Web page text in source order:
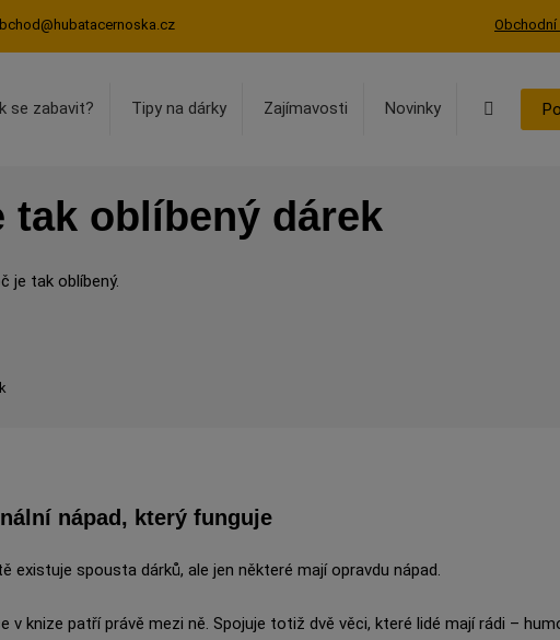
se zabavit? Tipy na dárky Zajímavosti Novinky
tak oblíbený dárek
je tak oblíbený.
nápad, který funguje
existuje spousta dárků, ale jen některé mají opravdu nápad.
v knize patří právě mezi ně. Spojuje totiž dvě věci, které lidé mají rádi –